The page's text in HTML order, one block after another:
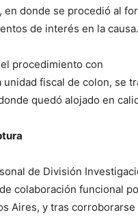
en donde se procedió al
de interés en la causa.
procedimiento con
fiscal de colon, se
quedó alojado en
de División
colaboración funcional
Aires, y tras